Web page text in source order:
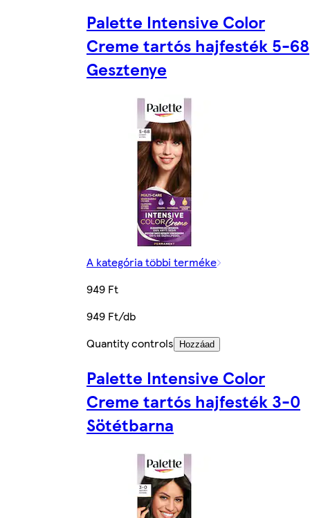
Palette Intensive Color
Creme tartós hajfesték 5-68
Gesztenye
A kategória többi terméke
949 Ft
949 Ft/db
Quantity controls
Hozzáad
Palette Intensive Color
Creme tartós hajfesték 3-0
Sötétbarna